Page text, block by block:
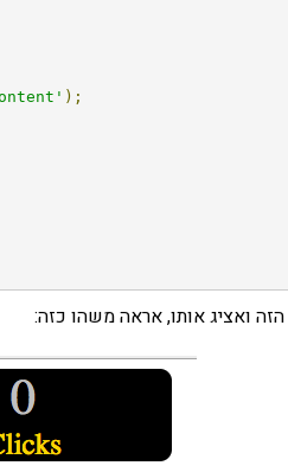
);
ואציג אותו, אראה משהו כזה: